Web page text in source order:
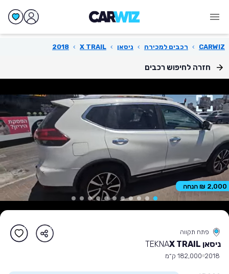
CARWIZ
› רכבים למכירה › ניסאן ›
X TRAIL
›
2018
חזרה לחיפוש רכבים
2,000 ₪ הנחה
פתח תקווה
ניסאן X TRAIL TEKNA
2018 182,000 ק״מ